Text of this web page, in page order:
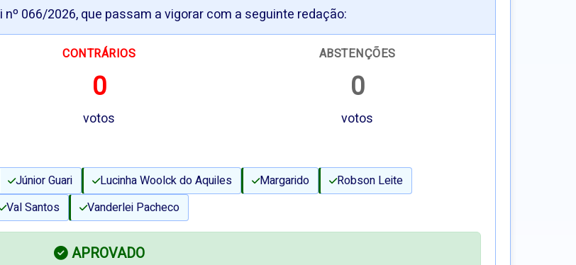
066/2026, que passam a vigorar com a seguinte redação:
CONTRÁRIOS
0
votos
ABSTENÇÕES
0
votos
Júnior Guari Lucinha Woolck do Aquiles Margarido
Robson Leite
Val Santos Vanderlei Pacheco
APROVADO